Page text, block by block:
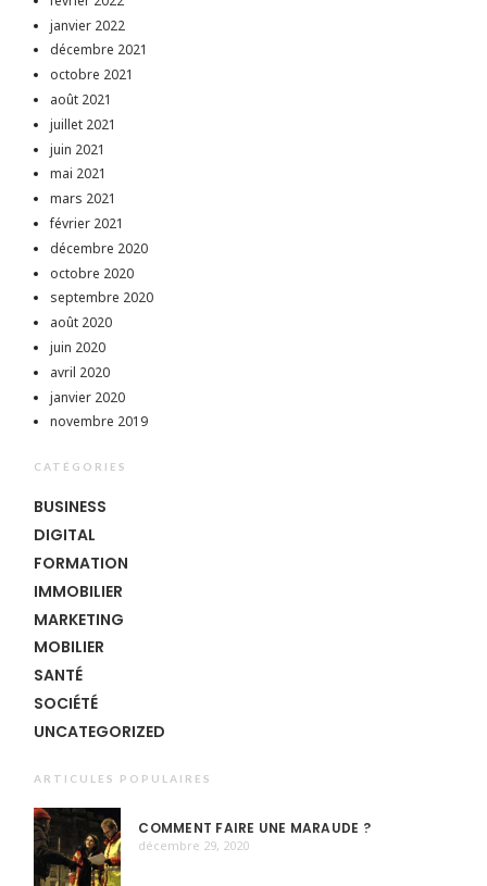
janvier 2022
décembre 2021
octobre 2021
août 2021
juillet 2021
juin 2021
mai 2021
mars 2021
février 2021
décembre 2020
octobre 2020
septembre 2020
août 2020
juin 2020
avril 2020
janvier 2020
novembre 2019
CATÉGORIES
BUSINESS
DIGITAL
FORMATION
IMMOBILIER
MARKETING
MOBILIER
SANTÉ
SOCIÉTÉ
UNCATEGORIZED
ARTICULES POPULAIRES
COMMENT FAIRE UNE MARAUDE ?
décembre 29, 2020